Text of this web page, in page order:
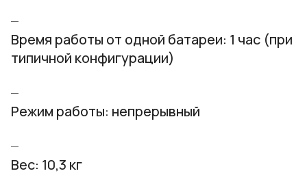
Время работы от одной батареи: 1 час (при
типичной конфигурации)
Режим работы: непрерывный
Вес: 10,3 кг